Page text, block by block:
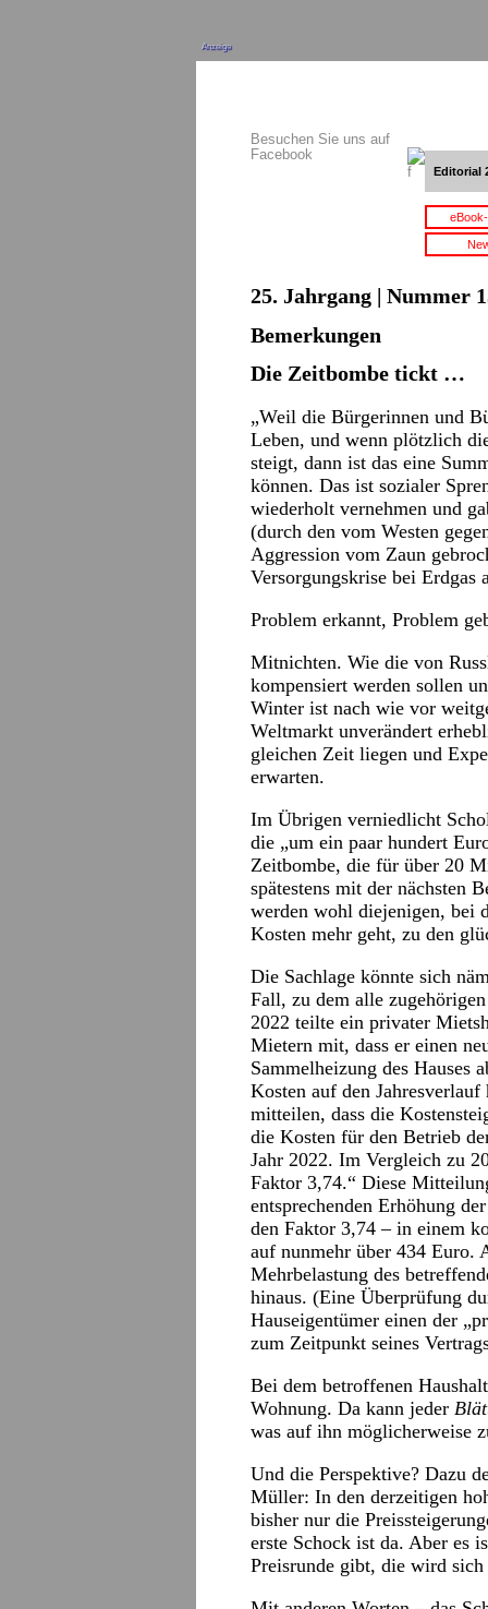
Anzeige
Besuchen Sie uns auf
Facebook
Editorial
25. Jahrgang | Nummer
Bemerkungen
Die Zeitbombe tickt …
„Weil die Bürgerinnen und
Leben, und wenn plötzlich
steigt, dann ist das eine
können. Das ist sozialer
wiederholt vernehmen und
(durch den vom Westen
Aggression vom Zaun
Versorgungskrise bei
Problem erkannt, Problem
Mitnichten. Wie die von
kompensiert werden sollen
Winter ist nach wie vor
Weltmarkt unverändert
gleichen Zeit liegen und
erwarten.
Im Übrigen verniedlicht
die „um ein paar hundert
Zeitbombe, die für über 20
spätestens mit der nächsten
werden wohl diejenigen, bei
Kosten mehr geht, zu den
Die Sachlage könnte sich
Fall, zu dem alle
2022 teilte ein privater
Mietern mit, dass er einen
Sammelheizung des Hauses
Kosten auf den
mitteilen, dass die
die Kosten für den Betrieb
Jahr 2022. Im Vergleich zu
Faktor 3,74.“ Diese
entsprechenden Erhöhung
den Faktor 3,74 – in einem
auf nunmehr über 434 Euro.
Mehrbelastung des
hinaus. (Eine Überprüfung
Hauseigentümer einen der
zum Zeitpunkt seines
Bei dem betroffenen
Wohnung. Da kann jeder
was auf ihn möglicherweise
Und die Perspektive? Dazu
Müller: In den derzeitigen
bisher nur die
erste Schock ist da. Aber es
Preisrunde gibt, die wird